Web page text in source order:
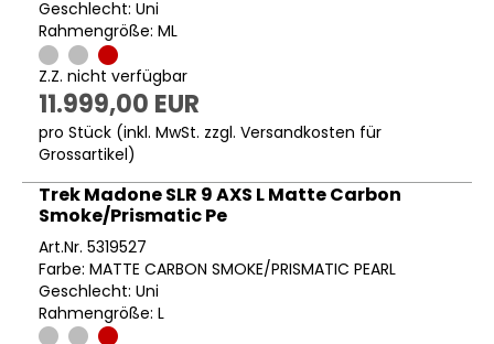
Geschlecht: Uni
Rahmengröße: ML
Z.Z. nicht verfügbar
11.999,00 EUR
pro Stück (inkl. MwSt. zzgl. Versandkosten für
Grossartikel)
Trek Madone SLR 9 AXS L Matte Carbon
Smoke/Prismatic Pe
Art.Nr. 5319527
Farbe: MATTE CARBON SMOKE/PRISMATIC PEARL
Geschlecht: Uni
Rahmengröße: L